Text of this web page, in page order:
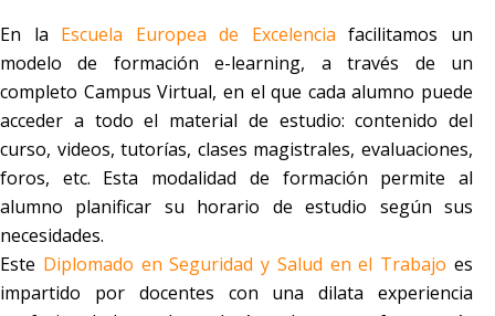
En la Escuela Europea de Excelencia facilitamos un
modelo de formación e-learning, a través de un
completo Campus Virtual, en el que cada alumno puede
acceder a todo el material de estudio: contenido del
curso, videos, tutorías, clases magistrales, evaluaciones,
foros, etc. Esta modalidad de formación permite al
alumno planificar su horario de estudio según sus
necesidades.
Este Diplomado en Seguridad y Salud en el Trabajo es
impartido por docentes con una dilata experiencia